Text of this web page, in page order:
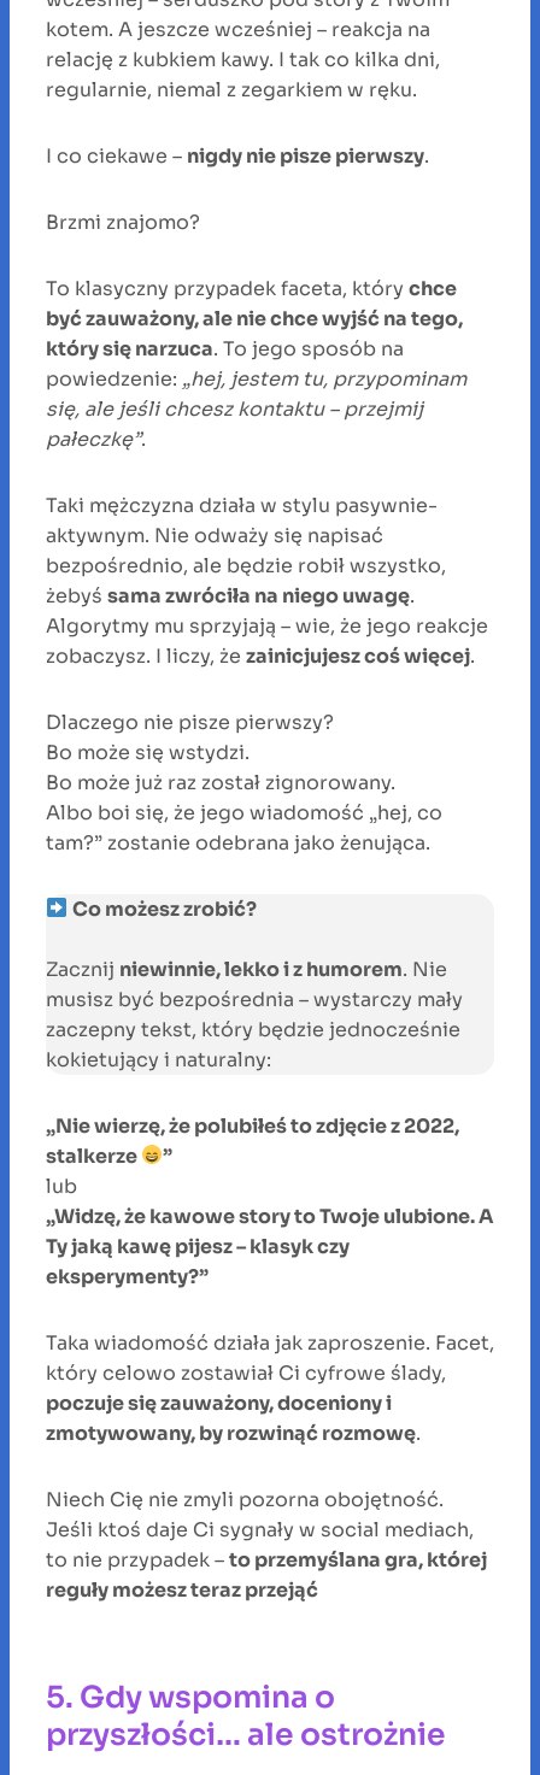
kotem. A jeszcze wcześniej – reakcja na
relację z kubkiem kawy. I tak co kilka dni,
regularnie, niemal z zegarkiem w ręku.
I co ciekawe – nigdy nie pisze pierwszy.
Brzmi znajomo?
To klasyczny przypadek faceta, który chce
być zauważony, ale nie chce wyjść na tego,
który się narzuca. To jego sposób na
powiedzenie: „hej, jestem tu, przypominam
się, ale jeśli chcesz kontaktu – przejmij
pałeczkę”.
Taki mężczyzna działa w stylu pasywnie-
aktywnym. Nie odważy się napisać
bezpośrednio, ale będzie robił wszystko,
żebyś sama zwróciła na niego uwagę.
Algorytmy mu sprzyjają – wie, że jego reakcje
zobaczysz. I liczy, że zainicjujesz coś więcej.
Dlaczego nie pisze pierwszy?
Bo może się wstydzi.
Bo może już raz został zignorowany.
Albo boi się, że jego wiadomość „hej, co
tam?” zostanie odebrana jako żenująca.
Co możesz zrobić?
Zacznij niewinnie, lekko i z humorem. Nie
musisz być bezpośrednia – wystarczy mały
zaczepny tekst, który będzie jednocześnie
kokietujący i naturalny:
„Nie wierzę, że polubiłeś to zdjęcie z 2022,
stalkerze
”
lub
„Widzę, że kawowe story to Twoje ulubione. A
Ty jaką kawę pijesz – klasyk czy
eksperymenty?”
Taka wiadomość działa jak zaproszenie. Facet,
który celowo zostawiał Ci cyfrowe ślady,
poczuje się zauważony, doceniony i
zmotywowany, by rozwinąć rozmowę.
Niech Cię nie zmyli pozorna obojętność.
Jeśli ktoś daje Ci sygnały w social mediach,
to nie przypadek –to przemyślana gra, której
reguły możesz teraz przejąć
5. Gdy wspomina o
przyszłości… ale ostrożnie